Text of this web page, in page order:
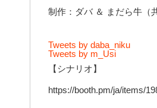
制作：ダバ ＆ まだら牛（
Tweets by daba_niku
Tweets by m_Usi
【シナリオ】
https://booth.pm/ja/items/